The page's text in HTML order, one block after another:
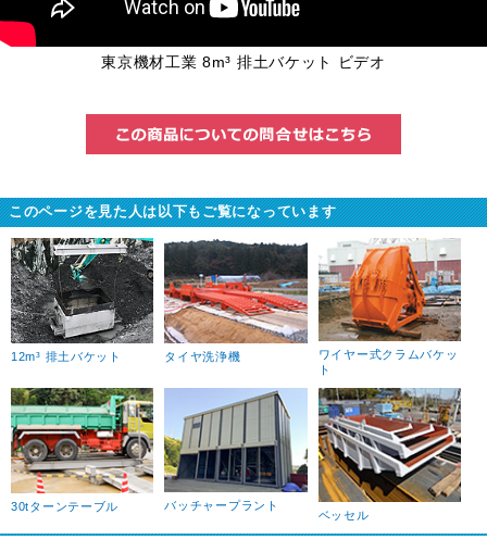
東京機材工業 8m³ 排土バケット ビデオ
このページを見た人は以下もご覧になっています
12m³ 排土バケット タイヤ洗浄機
ワイヤー式クラムバケッ
ト
30tターンテーブル バッチャープラント
ベッセル